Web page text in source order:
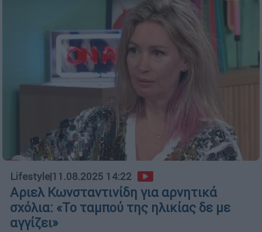
Lifestyle|11.08.2025 14:22
Αριελ Κωνσταντινίδη για αρνητικά
σχόλια: «Το ταμπού της ηλικίας δε με
αγγίζει»